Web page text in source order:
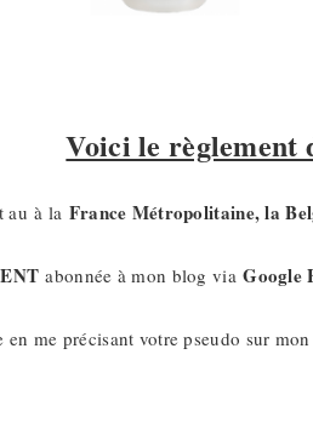
Voici le règlement
au à la France Métropolitaine, la
abonnée à mon blog viaGoogle
en me précisant votre pseudo sur